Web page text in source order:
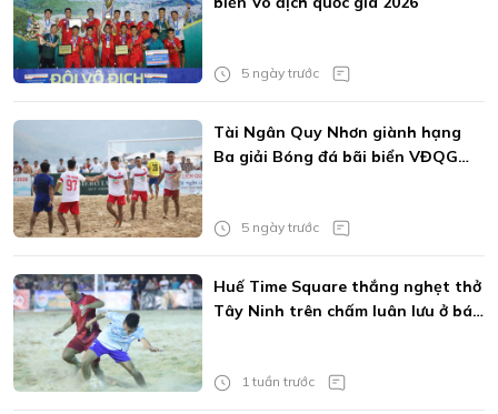
5 ngày trước
Tài Ngân Quy Nhơn giành hạng
Ba giải Bóng đá bãi biển VĐQG
5 ngày trước
Huế Time Square thắng nghẹt thở
Tây Ninh trên chấm luân lưu ở bán
1 tuần trước